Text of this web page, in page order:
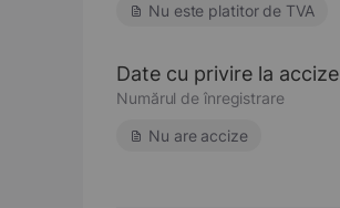
Nu este platitor de TVA
Date cu privire la accize
Numărul de înregistrare
Nu are accize